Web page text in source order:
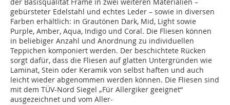
der Basisqualität Frame in zwei weiteren Materialien –
gebürsteter Edelstahl und echtes Leder – sowie in diversen
Farben erhältlich: in Grautönen Dark, Mid, Light sowie
Purple, Amber, Aqua, Indigo und Coral. Die Fliesen können
in beliebiger Anzahl und Anordnung zu individuellen
Teppichen komponiert werden. Der beschichtete Rücken
sorgt dafür, dass die Fliesen auf glatten Untergründen wie
Laminat, Stein oder Keramik von selbst haften und auch
leicht wieder abgenommen werden können. Die Fliesen sind
mit dem TÜV-Nord Siegel „Für Allergiker geeignet“
ausgezeichnet und vom Aller-